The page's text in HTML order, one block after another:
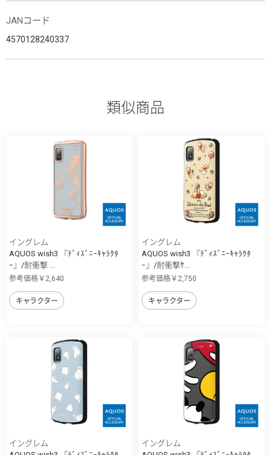
JANコード
4570128240337
類似商品
イングレム
AQUOS wish3 『ﾃﾞｨｽﾞﾆｰｷｬﾗｸﾀ
ｰ』/耐衝撃 ...
参考価格￥2,640
キャラクター
イングレム
AQUOS wish3 『ﾃﾞｨｽﾞﾆｰｷｬﾗｸﾀ
ｰ』/耐衝撃ｹ...
参考価格￥2,750
キャラクター
イングレム
イングレム